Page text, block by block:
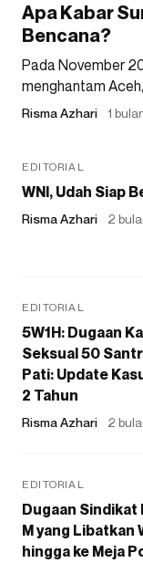
Apa Kabar
Bencana?
Pada November
menghantam
Risma Azhari 1
EDITORIAL
WNI, Udah Siap
Risma Azhari 2
EDITORIAL
5W1H: Dugaan
Seksual 50
Pati: Update
2 Tahun
Risma Azhari 2
EDITORIAL
Dugaan
M yang Libatkan
hingga ke Meja